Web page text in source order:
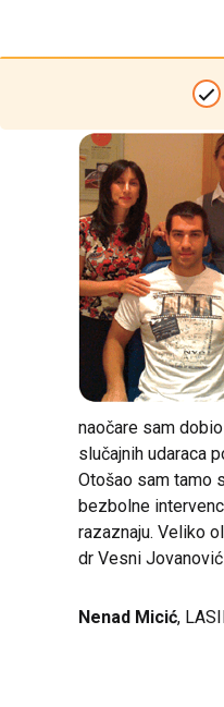
naočare sam
slučajnih udaraca
Otošao sam tamo
bezbolne
razaznaju. Veliko
dr Vesni
Nenad Micić,